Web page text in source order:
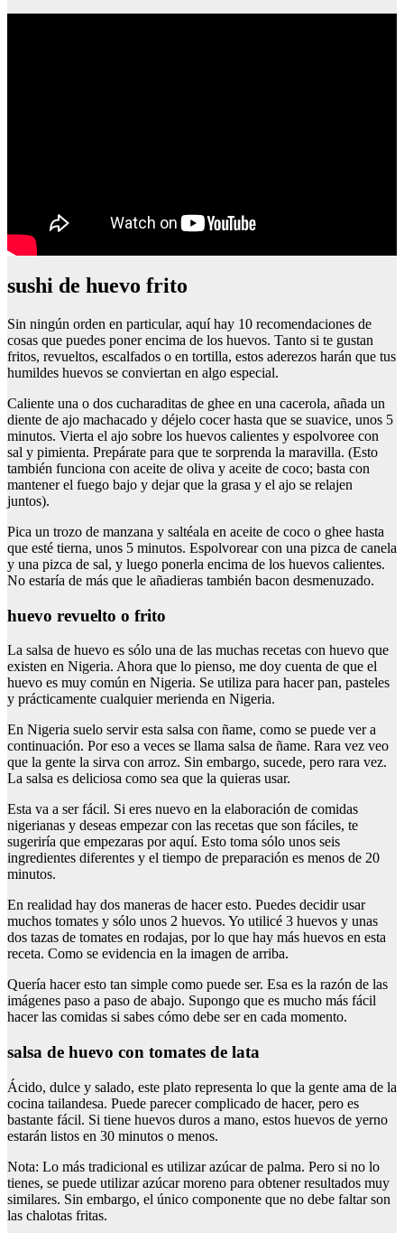
sushi de huevo frito
Sin ningún orden en particular, aquí hay 10 recomendaciones de
cosas que puedes poner encima de los huevos. Tanto si te gustan
fritos, revueltos, escalfados o en tortilla, estos aderezos harán que tus
humildes huevos se conviertan en algo especial.
Caliente una o dos cucharaditas de ghee en una cacerola, añada un
diente de ajo machacado y déjelo cocer hasta que se suavice, unos 5
minutos. Vierta el ajo sobre los huevos calientes y espolvoree con
sal y pimienta. Prepárate para que te sorprenda la maravilla. (Esto
también funciona con aceite de oliva y aceite de coco; basta con
mantener el fuego bajo y dejar que la grasa y el ajo se relajen
juntos).
Pica un trozo de manzana y saltéala en aceite de coco o ghee hasta
que esté tierna, unos 5 minutos. Espolvorear con una pizca de canela
y una pizca de sal, y luego ponerla encima de los huevos calientes.
No estaría de más que le añadieras también bacon desmenuzado.
huevo revuelto o frito
La salsa de huevo es sólo una de las muchas recetas con huevo que
existen en Nigeria. Ahora que lo pienso, me doy cuenta de que el
huevo es muy común en Nigeria. Se utiliza para hacer pan, pasteles
y prácticamente cualquier merienda en Nigeria.
En Nigeria suelo servir esta salsa con ñame, como se puede ver a
continuación. Por eso a veces se llama salsa de ñame. Rara vez veo
que la gente la sirva con arroz. Sin embargo, sucede, pero rara vez.
La salsa es deliciosa como sea que la quieras usar.
Esta va a ser fácil. Si eres nuevo en la elaboración de comidas
nigerianas y deseas empezar con las recetas que son fáciles, te
sugeriría que empezaras por aquí. Esto toma sólo unos seis
ingredientes diferentes y el tiempo de preparación es menos de 20
minutos.
En realidad hay dos maneras de hacer esto. Puedes decidir usar
muchos tomates y sólo unos 2 huevos. Yo utilicé 3 huevos y unas
dos tazas de tomates en rodajas, por lo que hay más huevos en esta
receta. Como se evidencia en la imagen de arriba.
Quería hacer esto tan simple como puede ser. Esa es la razón de las
imágenes paso a paso de abajo. Supongo que es mucho más fácil
hacer las comidas si sabes cómo debe ser en cada momento.
salsa de huevo con tomates de lata
Ácido, dulce y salado, este plato representa lo que la gente ama de la
cocina tailandesa. Puede parecer complicado de hacer, pero es
bastante fácil. Si tiene huevos duros a mano, estos huevos de yerno
estarán listos en 30 minutos o menos.
Nota: Lo más tradicional es utilizar azúcar de palma. Pero si no lo
tienes, se puede utilizar azúcar moreno para obtener resultados muy
similares. Sin embargo, el único componente que no debe faltar son
las chalotas fritas.